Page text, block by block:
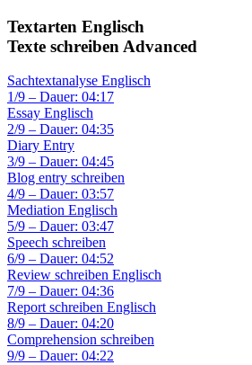
Textarten Englisch
Texte schreiben Advanced
Sachtextanalyse Englisch
1/9 – Dauer: 04:17
Essay Englisch
2/9 – Dauer: 04:35
Diary Entry
3/9 – Dauer: 04:45
Blog entry schreiben
4/9 – Dauer: 03:57
Mediation Englisch
5/9 – Dauer: 03:47
Speech schreiben
6/9 – Dauer: 04:52
Review schreiben Englisch
7/9 – Dauer: 04:36
Report schreiben Englisch
8/9 – Dauer: 04:20
Comprehension schreiben
9/9 – Dauer: 04:22